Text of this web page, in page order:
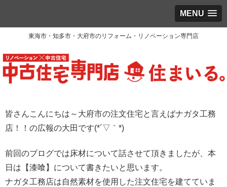
MENU
東海市・知多市・大府市のリフォーム・リノベーション専門店
皆さんこんにちは～大府市の注文住宅と言えばナガタ工務
店！！の広報の大田です(*´▽｀*)
前回のブログでは床材について話させて頂きましたが、本
日は【漆喰】について書きたいと思います。
ナガタ工務店は自然素材を使用した注文住宅を建てていま